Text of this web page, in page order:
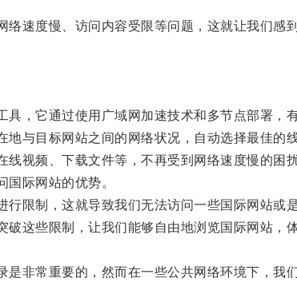
速度慢、访问内容受限等问题，这就让我们感到
它通过使用广域网加速技术和多节点部署，有
目标网站之间的网络状况，自动选择最佳的线
视频、下载文件等，不再受到网络速度慢的困扰
际网站的优势。
制，这就导致我们无法访问一些国际网站或是
些限制，让我们能够自由地浏览国际网站，体
常重要的，然而在一些公共网络环境下，我们